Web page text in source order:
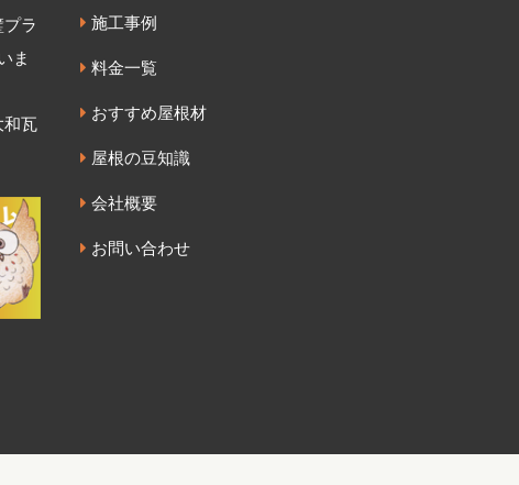
ラ
ま
和瓦
施工事例
料金一覧
おすすめ屋根材
屋根の豆知識
会社概要
お問い合わせ